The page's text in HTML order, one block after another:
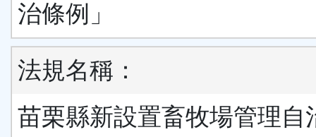
治條例」
法規名稱：
苗栗縣新設置畜牧場管理自